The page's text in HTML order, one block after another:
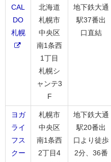
CAL
DO
札幌
北海道
札幌市
中央区
南1条西
1丁目
札幌シ
ャンテ3
F
地下鉄大通
駅37番出
口直結
ヨガ
ライ
フス
クー
札幌市
中央区
南1条西
2丁目4
地下鉄大通
駅20番出
口より徒歩
2分、36番